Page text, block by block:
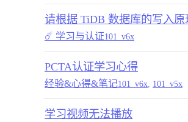
请根据 TiDB 数据库的写入
☄️ 学习与认证101_v6x
PCTA认证学习心得
经验&心得&笔记101_v6x 101_v5x
学习视频无法播放